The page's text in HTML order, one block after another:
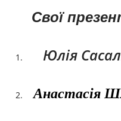
Свої
Юлія
Анастасія